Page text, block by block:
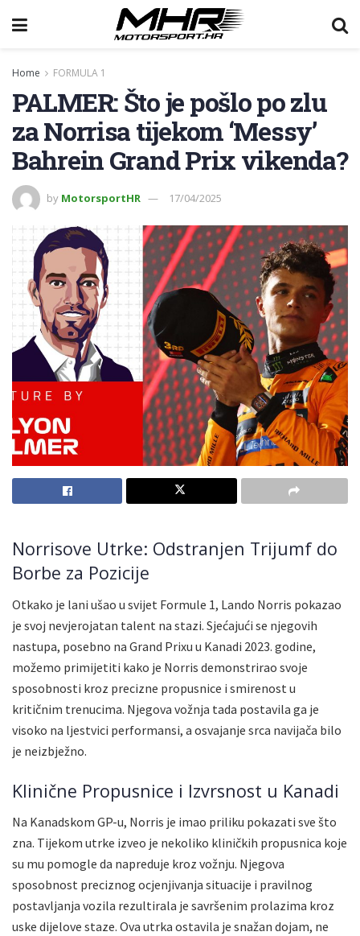
Home FORMULA 1
PALMER: Što je pošlo po zlu
za Norrisa tijekom ‘Messy’
Bahrein Grand Prix vikenda?
by MotorsportHR 17/04/2025
Norrisove Utrke: Odstranjen Trijumf do
Borbe za Pozicije
Otkako je lani ušao u svijet Formule 1, Lando Norris pokazao
je svoj nevjerojatan talent na stazi. Sjećajući se njegovih
nastupa, posebno na Grand Prixu u Kanadi 2023. godine,
možemo primijetiti kako je Norris demonstrirao svoje
sposobnosti kroz precizne propusnice i smirenost u
kritičnim trenucima. Njegova vožnja tada postavila ga je
visoko na ljestvici performansi, a osvajanje srca navijača bilo
je neizbježno.
Klinične Propusnice i Izvrsnost u Kanadi
Na Kanadskom GP-u, Norris je imao priliku pokazati sve što
zna. Tijekom utrke izveo je nekoliko kliničkih propusnica koje
su mu pomogle da napreduje kroz vožnju. Njegova
sposobnost preciznog ocjenjivanja situacije i pravilnog
postavljanja vozila rezultirala je savršenim prolazima kroz
uske dijelove staze. Ova utrka ostavila je snažan dojam, ne